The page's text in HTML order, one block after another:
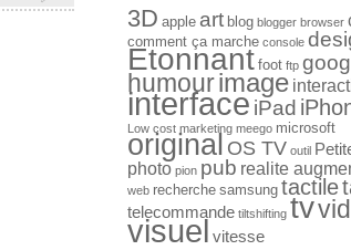
3D apple art blog blogger browser
comment ça marche console
Etonnant foot ftp
humourimage
interface iPad
Low cost marketing meego microsoft
original OS TV outil
photo pion pub realite
web recherche samsung tactile
telecommande tiltshifting tv
visuel vitesse